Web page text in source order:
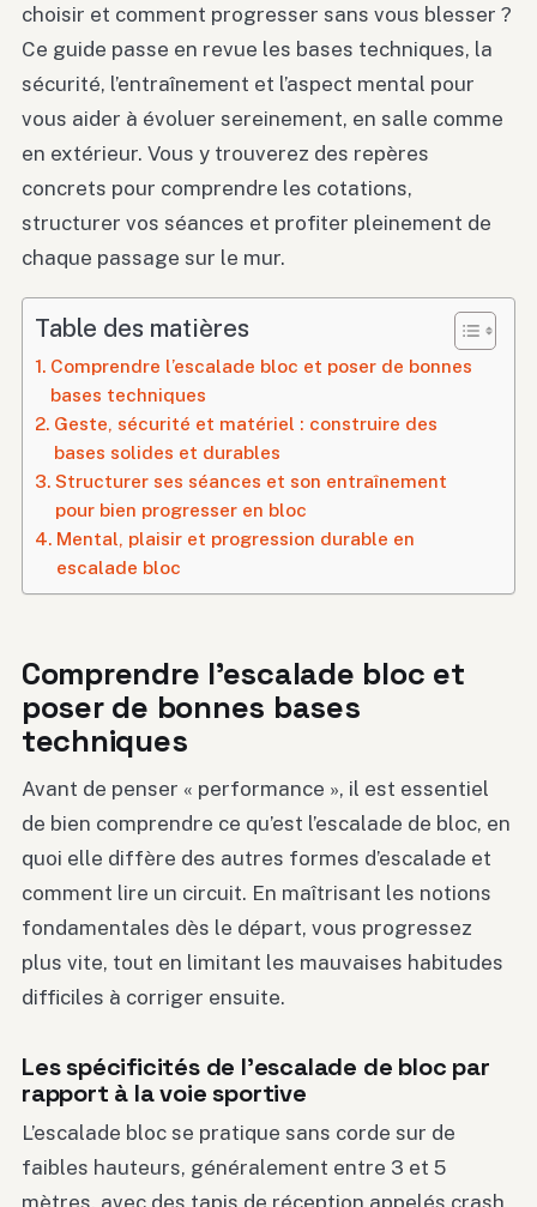
choisir et comment progresser sans vous blesser ?
Ce guide passe en revue les bases techniques, la
sécurité, l’entraînement et l’aspect mental pour
vous aider à évoluer sereinement, en salle comme
en extérieur. Vous y trouverez des repères
concrets pour comprendre les cotations,
structurer vos séances et profiter pleinement de
chaque passage sur le mur.
Table des matières
Comprendre l’escalade bloc et poser de bonnes
bases techniques
Geste, sécurité et matériel : construire des
bases solides et durables
Structurer ses séances et son entraînement
pour bien progresser en bloc
Mental, plaisir et progression durable en
escalade bloc
Comprendre l’escalade bloc et
poser de bonnes bases
techniques
Avant de penser « performance », il est essentiel
de bien comprendre ce qu’est l’escalade de bloc, en
quoi elle diffère des autres formes d’escalade et
comment lire un circuit. En maîtrisant les notions
fondamentales dès le départ, vous progressez
plus vite, tout en limitant les mauvaises habitudes
difficiles à corriger ensuite.
Les spécificités de l’escalade de bloc par
rapport à la voie sportive
L’escalade bloc se pratique sans corde sur de
faibles hauteurs, généralement entre 3 et 5